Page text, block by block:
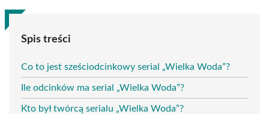
Spis treści
Co to jest sześciodcinkowy serial „Wielka Woda”?
Ile odcinków ma serial „Wielka Woda”?
Kto był twórcą serialu „Wielka Woda”?